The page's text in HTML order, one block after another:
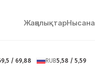
ЖаңалықтарНысана
/ 69,88 RUB5,58 / 5,59